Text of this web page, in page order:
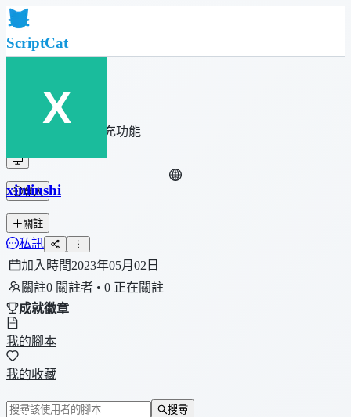
ScriptCat
社群
腳本列表
瀏覽器擴充功能
登入
xinliushi
關註
私訊
加入時間2023年05月02日
關註0 關註者 • 0 正在關註
成就徽章
我的腳本
我的收藏
搜尋